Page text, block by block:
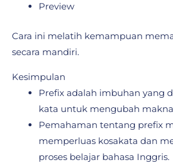
Preview
Cara ini melatih kemampuan
secara mandiri.
Kesimpulan
Prefix adalah imbuhan yang
kata untuk mengubah
Pemahaman tentang prefix
memperluas kosakata dan
proses belajar bahasa Inggris.